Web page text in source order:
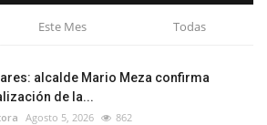
Este Mes Todas
alcalde Mario Meza confirma
de la...
Agosto 5, 2026 862